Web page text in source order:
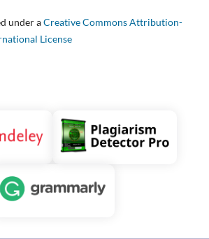
under aCreative Commons Attribution-
License